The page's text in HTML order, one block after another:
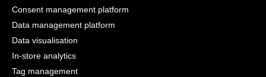
Consent management platform
Data management platform
Data visualisation
In-store analytics
Tag management